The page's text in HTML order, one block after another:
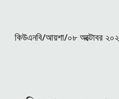
কিউএনবি/আয়শা/০৮ অক্টোবর